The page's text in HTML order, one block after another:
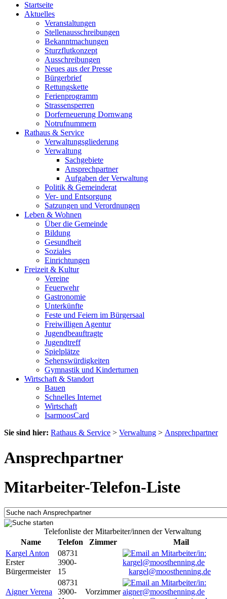
Startseite
Aktuelles
Veranstaltungen
Stellenausschreibungen
Bekanntmachungen
Sturzflutkonzept
Ausschreibungen
Neues aus der Presse
Bürgerbrief
Rettungskette
Ferienprogramm
Strassensperren
Dorferneuerung Dornwang
Notrufnummern
Rathaus & Service
Verwaltungsgliederung
Verwaltung
Sachgebiete
Ansprechpartner
Aufgaben der Verwaltung
Politik & Gemeinderat
Ver- und Entsorgung
Satzungen und Verordnungen
Leben & Wohnen
Über die Gemeinde
Bildung
Gesundheit
Soziales
Einrichtungen
Freizeit & Kultur
Vereine
Feuerwehr
Gastronomie
Unterkünfte
Feste und Feiern im Bürgersaal
Freiwilligen Agentur
Jugendbeauftragte
Jugendtreff
Spielplätze
Sehenswürdigkeiten
Gymnastik und Kinderturnen
Wirtschaft & Standort
Bauen
Schnelles Internet
Wirtschaft
IsarmoosCard
Sie sind hier: Rathaus & Service > Verwaltung > Ansprechpartner
Ansprechpartner
Mitarbeiter-Telefon-Liste
Telefonliste der Mitarbeiter/innen der Verwaltung
Name
Telefon Zimmer
Mail
Kargel Anton
Erster
Bürgermeister
08731
3900-
15
kargel@moosthenning.de
Aigner Verena
08731
3900-
Vorzimmer